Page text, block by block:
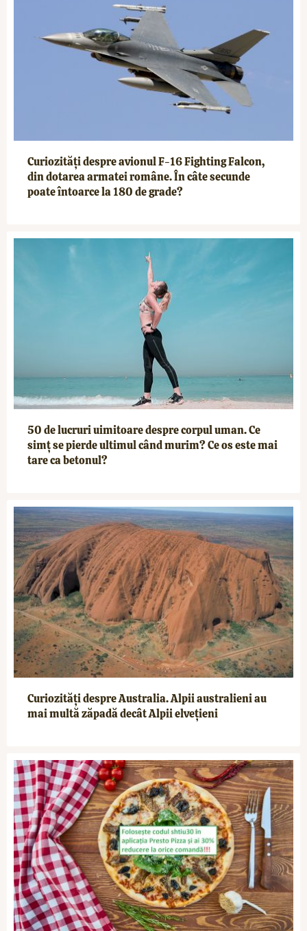
Curiozități despre avionul F-16 Fighting Falcon,
din dotarea armatei române. În câte secunde
poate întoarce la 180 de grade?
50 de lucruri uimitoare despre corpul uman. Ce
simț se pierde ultimul când murim? Ce os este mai
tare ca betonul?
Curiozități despre Australia. Alpii australieni au
mai multă zăpadă decât Alpii elvețieni